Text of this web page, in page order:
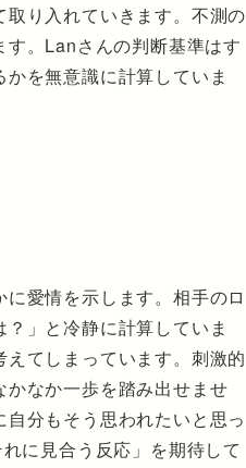
り入れていきます。不測の
。Lanさんの判断基準はす
を無意識に計算していま
愛情を示します。相手のロ
」と冷静に計算していま
てしまっています。刺激的
なか一歩を踏み出せませ
分もそう思われたいと思っ
に見合う反応」を期待して